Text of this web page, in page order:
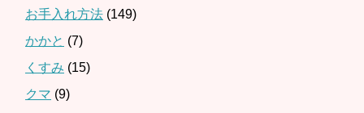
お手入れ方法 (149)
かかと (7)
くすみ (15)
クマ (9)